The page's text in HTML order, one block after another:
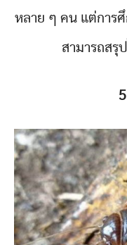
หลาย ๆ คน แต่การ
สามารถสรุ